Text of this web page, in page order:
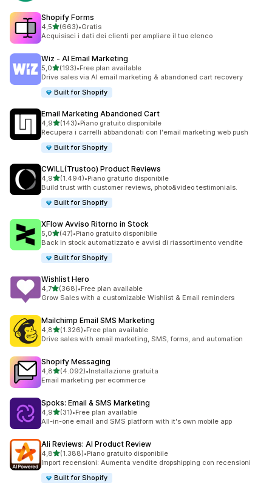
Shopify Forms
4,5stelle su 5
(663)
663 recensioni totali
•Gratis
Acquisisci i dati dei clienti per ampliare il tuo elenco
Wiz ‑ AI Email Marketing
5,0stelle su 5
(193)
193 recensioni totali
•Free plan available
Drive sales via AI email marketing & abandoned cart recovery
Built for Shopify
Email Marketing Abandoned Cart
4,9stelle su 5
(143)
143 recensioni totali
•Piano gratuito disponibile
Recupera i carrelli abbandonati con l'email marketing web push
Built for Shopify
CWILL(Trustoo) Product Reviews
4,9stelle su 5
(1.494)
1494 recensioni totali
•Piano gratuito disponibile
Build trust with customer reviews, photo&video testimonials.
Built for Shopify
XFlow Avviso Ritorno in Stock
5,0stelle su 5
(47)
47 recensioni totali
•Piano gratuito disponibile
Back in stock automatizzato e avvisi di riassortimento vendite
Built for Shopify
Wishlist Hero
4,7stelle su 5
(368)
368 recensioni totali
•Free plan available
Grow Sales with a customizable Wishlist & Email reminders
Mailchimp Email SMS Marketing
4,8stelle su 5
(1.326)
1326 recensioni totali
•Free plan available
Drive sales with email marketing, SMS, forms, and automation
Shopify Messaging
4,8stelle su 5
(4.092)
4092 recensioni totali
•Installazione gratuita
Email marketing per ecommerce
Spoks: Email & SMS Marketing
4,9stelle su 5
(31)
31 recensioni totali
•Free plan available
All-in-one email and SMS platform with it's own mobile app
Ali Reviews: AI Product Review
4,8stelle su 5
(1.388)
1388 recensioni totali
•Piano gratuito disponibile
Import recensioni: Aumenta vendite dropshipping con recensioni
Built for Shopify